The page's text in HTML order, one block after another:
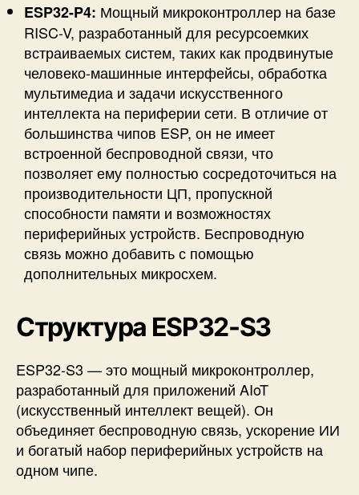
ESP32-P4: Мощный микроконтроллер на базе
RISC-V, разработанный для ресурсоемких
встраиваемых систем, таких как продвинутые
человеко-машинные интерфейсы, обработка
мультимедиа и задачи искусственного
интеллекта на периферии сети. В отличие от
большинства чипов ESP, он не имеет
встроенной беспроводной связи, что
позволяет ему полностью сосредоточиться на
производительности ЦП, пропускной
способности памяти и возможностях
периферийных устройств. Беспроводную
связь можно добавить с помощью
дополнительных микросхем.
Структура ESP32-S3
ESP32-S3 — это мощный микроконтроллер,
разработанный для приложений AIoT
(искусственный интеллект вещей). Он
объединяет беспроводную связь, ускорение ИИ
и богатый набор периферийных устройств на
одном чипе.